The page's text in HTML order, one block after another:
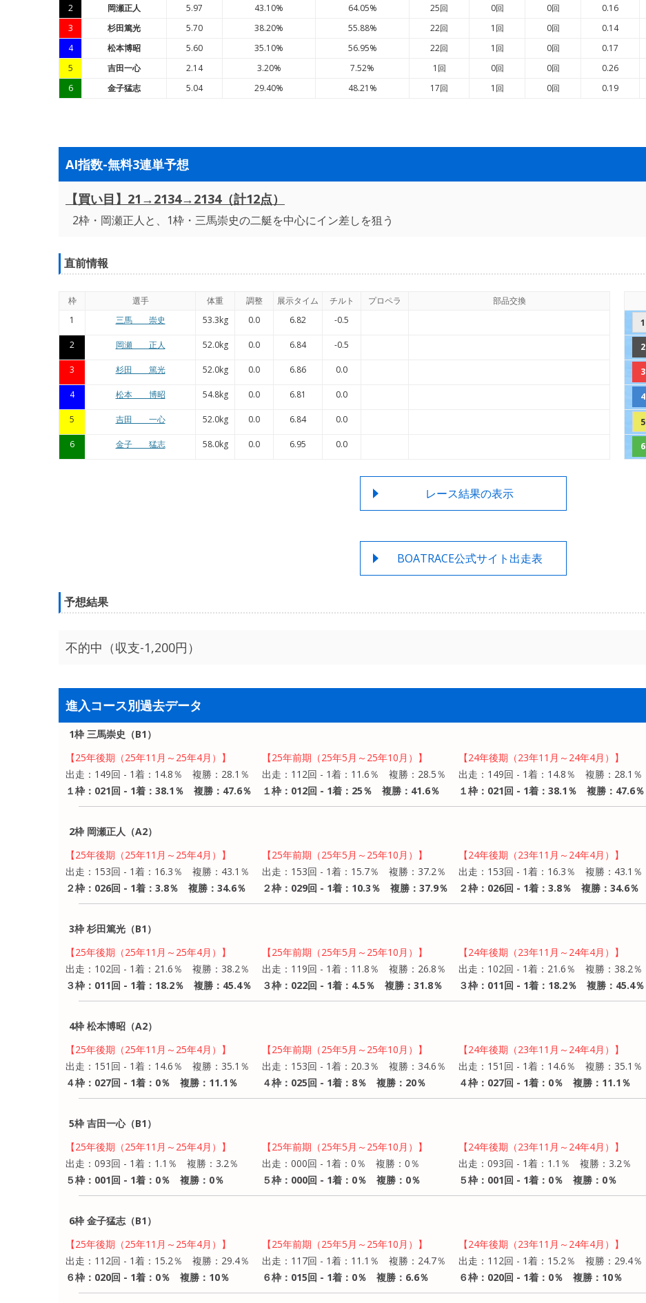
2
岡瀬正人 5.97 43.10% 64.05% 25回 0回 0回 0.16
3
杉田篤光 5.70 38.20% 55.88% 22回 1回 0回 0.14
4
松本博昭 5.60 35.10% 56.95% 22回 1回 0回 0.17
5
吉田一心 2.14 3.20% 7.52% 1回 0回 0回 0.26
6
金子猛志 5.04 29.40% 48.21% 17回 1回 0回 0.19
AI指数-無料3連単予想
【買い目】21→2134→2134（計12点）
2枠・岡瀬正人と、1枠・三馬崇史の二艇を中心にイン差しを狙う
直前情報
枠 選手 体重 調整 展示タイム チルト プロペラ
部品交換
1
三馬 崇史 53.3kg 0.0 6.82 -0.5
2 岡瀬 正人 52.0kg 0.0 6.84 -0.5
3 杉田 篤光 52.0kg 0.0 6.86 0.0
4 松本 博昭 54.8kg 0.0 6.81 0.0
5 吉田 一心 52.0kg 0.0 6.84 0.0
6 金子 猛志 58.0kg 0.0 6.95 0.0
1
2
3
4
5
6
レース結果の表示
BOATRACE公式サイト出走表
予想結果
不的中（収支-1,200円）
進入コース別過去データ
1枠 三馬崇史（B1）
【25年後期（25年11月～25年4月）】
出走：149回 - 1着：14.8％ 複勝：28.1％
１枠：021回 - 1着：38.1％ 複勝：47.6％
【25年前期（25年5月～25年10月）】
出走：112回 - 1着：11.6％ 複勝：28.5％
１枠：012回 - 1着：25％ 複勝：41.6％
【24年後期（23年11月～24年4月）】
出走：149回 - 1着：14.8％ 複勝：28.1％
１枠：021回 - 1着：38.1％ 複勝：47.6％
2枠 岡瀬正人（A2）
【25年後期（25年11月～25年4月）】
出走：153回 - 1着：16.3％ 複勝：43.1％
２枠：026回 - 1着：3.8％ 複勝：34.6％
【25年前期（25年5月～25年10月）】
出走：153回 - 1着：15.7％ 複勝：37.2％
２枠：029回 - 1着：10.3％ 複勝：37.9％
【24年後期（23年11月～24年4月）】
出走：153回 - 1着：16.3％ 複勝：43.1％
２枠：026回 - 1着：3.8％ 複勝：34.6％
3枠 杉田篤光（B1）
【25年後期（25年11月～25年4月）】
出走：102回 - 1着：21.6％ 複勝：38.2％
３枠：011回 - 1着：18.2％ 複勝：45.4％
【25年前期（25年5月～25年10月）】
出走：119回 - 1着：11.8％ 複勝：26.8％
３枠：022回 - 1着：4.5％ 複勝：31.8％
【24年後期（23年11月～24年4月）】
出走：102回 - 1着：21.6％ 複勝：38.2％
３枠：011回 - 1着：18.2％ 複勝：45.4％
4枠 松本博昭（A2）
【25年後期（25年11月～25年4月）】
出走：151回 - 1着：14.6％ 複勝：35.1％
４枠：027回 - 1着：0％ 複勝：11.1％
【25年前期（25年5月～25年10月）】
出走：153回 - 1着：20.3％ 複勝：34.6％
４枠：025回 - 1着：8％ 複勝：20％
【24年後期（23年11月～24年4月）】
出走：151回 - 1着：14.6％ 複勝：35.1％
４枠：027回 - 1着：0％ 複勝：11.1％
5枠 吉田一心（B1）
【25年後期（25年11月～25年4月）】
出走：093回 - 1着：1.1％ 複勝：3.2％
５枠：001回 - 1着：0％ 複勝：0％
【25年前期（25年5月～25年10月）】
出走：000回 - 1着：0％ 複勝：0％
５枠：000回 - 1着：0％ 複勝：0％
【24年後期（23年11月～24年4月）】
出走：093回 - 1着：1.1％ 複勝：3.2％
５枠：001回 - 1着：0％ 複勝：0％
6枠 金子猛志（B1）
【25年後期（25年11月～25年4月）】
出走：112回 - 1着：15.2％ 複勝：29.4％
６枠：020回 - 1着：0％ 複勝：10％
【25年前期（25年5月～25年10月）】
出走：117回 - 1着：11.1％ 複勝：24.7％
６枠：015回 - 1着：0％ 複勝：6.6％
【24年後期（23年11月～24年4月）】
出走：112回 - 1着：15.2％ 複勝：29.4％
６枠：020回 - 1着：0％ 複勝：10％